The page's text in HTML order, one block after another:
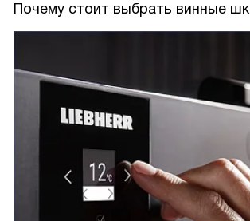
Почему стоит выбрать винные